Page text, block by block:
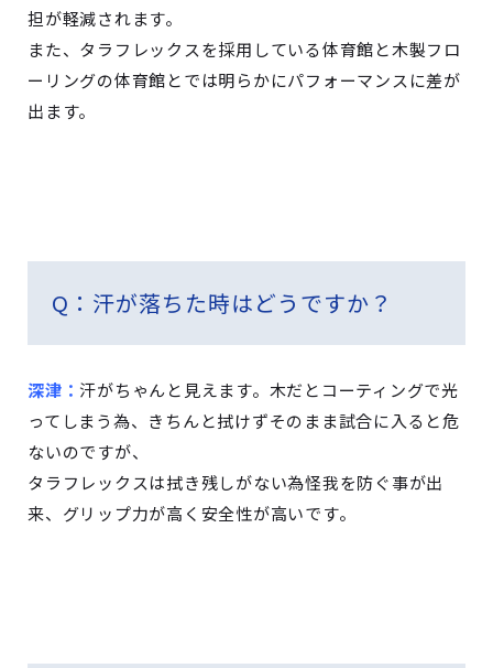
担が軽減されます。
また、タラフレックスを採用している体育館と木製フロ
ーリングの体育館とでは明らかにパフォーマンスに差が
出ます。
Q ：汗が落ちた時はどうですか？
深津： 汗がちゃんと見えます。木だとコーティングで光
ってしまう為、きちんと拭けずそのまま試合に入ると危
ないのですが、
タラフレックスは拭き残しがない為怪我を防ぐ事が出
来、グリップ力が高く安全性が高いです。